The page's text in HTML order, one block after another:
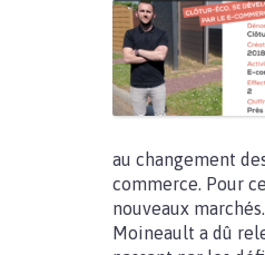
au changement
commerce. Pour
nouveaux
Moineault a dû